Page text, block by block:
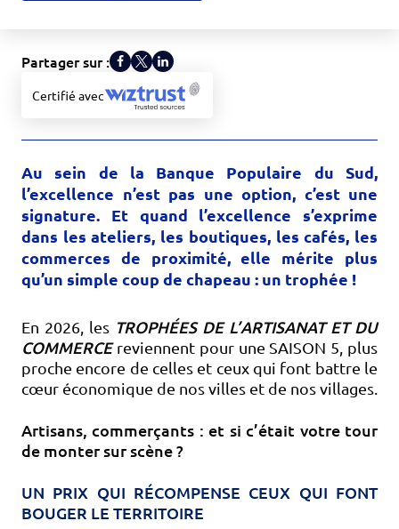
Partager sur :
Certifié avec
Au sein de la Banque Populaire du Sud,
l’excellence n’est pas une option, c’est une
signature. Et quand l’excellence s’exprime
dans les ateliers, les boutiques, les cafés, les
commerces de proximité, elle mérite plus
qu’un simple coup de chapeau : un trophée !
En 2026, les TROPHÉES DE L’ARTISANAT ET DU
COMMERCEreviennent pour une SAISON 5, plus
proche encore de celles et ceux qui font battre le
cœur économique de nos villes et de nos villages.
Artisans, commerçants : et si c’était votre tour
de monter sur scène ?
UN PRIX QUI RÉCOMPENSE CEUX QUI FONT
BOUGER LE TERRITOIRE